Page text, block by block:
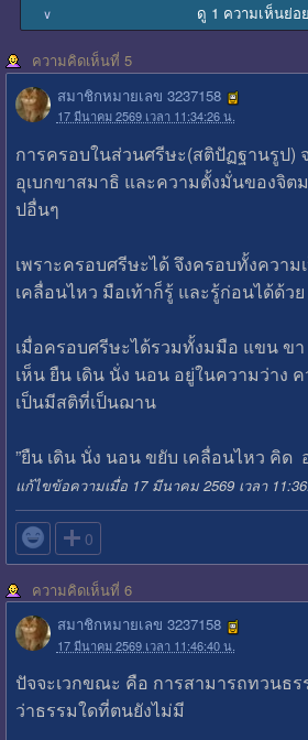
∨ ดู 1 ความเห็นย่อย
ความคิดเห็นที่ 5
สมาชิกหมายเลข 3237158
17 มีนาคม 2569 เวลา 11:34:26 น.
การครอบในส่วนศรีษะ(สติปัฏฐานรูป)
อุเบกขาสมาธิ และความตั้งมั่นของจิต
ปอื่นๆ
เพราะครอบศรีษะได้ จึงครอบทั้งควา
เคลื่อนไหว มือเท้าก็รู้ และรู้ก่อนได้ด้วย
เมื่อครอบศรีษะได้รวมทั้งมมือ แขน ขา
เห็น ยืน เดิน นั่ง นอน อยู่ในความว่าง
เป็นมีสติที่เป็นฌาน
”ยืน เดิน นั่ง นอน ขยับ เคลื่อนไหว คิด
แก้ไขข้อความเมื่อ 17 มีนาคม 2569 เวลา
 0
ความคิดเห็นที่ 6
สมาชิกหมายเลข 3237158
17 มีนาคม 2569 เวลา 11:46:40 น.
ปัจจะเวกขณะ คือ การสามารถทวนธ
ว่าธรรมใดที่ตนยังไม่มี